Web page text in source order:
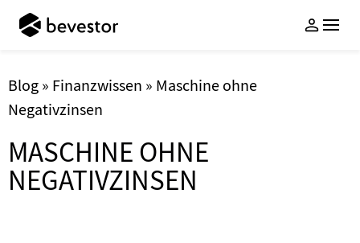
Geldanlage
Nachhaltige ETF-
Vermögensverwaltung
Sparen mit Familie & Freunden
Cent-Sparen
Wissen
bevestorBlog
PodCasts
Über uns
Auszeichnungen
Freunde werbenLogin
Blog » Finanzwissen » Maschine ohne
Negativzinsen
MASCHINE OHNE
NEGATIVZINSEN